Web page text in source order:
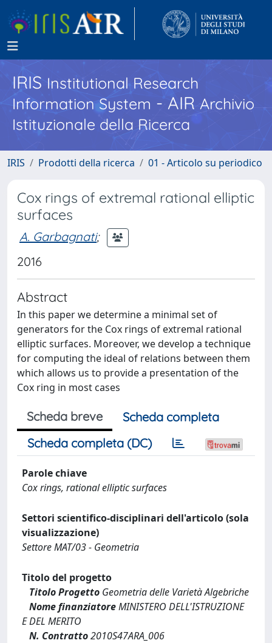
IRISInstitutional Research
Information System - AIR Archivio
Istituzionale della Ricerca
IRIS Prodotti della ricerca 01 - Articolo su periodico
Cox rings of extremal rational elliptic
surfaces
A. Garbagnati;
2016
Abstract
In this paper we determine a minimal set of
generators for the Cox rings of extremal rational
elliptic surfaces. Moreover, we develop a technique
for computing the ideal of relations between them
which allows us to provide a presentation of the
Cox ring in most cases
Scheda breve
Scheda completa
Scheda completa (DC)
Parole chiave
Cox rings, rational elliptic surfaces
Settori scientifico-disciplinari dell'articolo (sola
visualizzazione)
Settore MAT/03 - Geometria
Titolo del progetto
Titolo Progetto Geometria delle Varietà Algebriche
Nome finanziatoreMINISTERO DELL'ISTRUZIONE
E DEL MERITO
N. Contratto2010S47ARA_006